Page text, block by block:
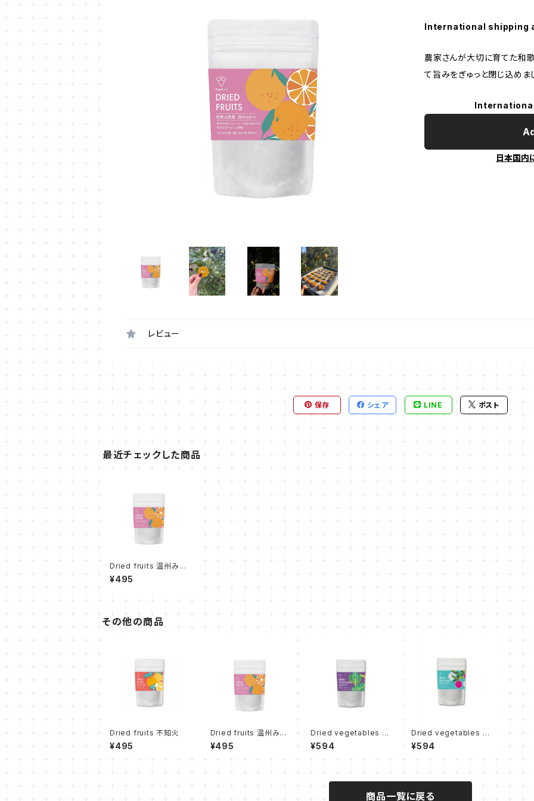
International shipping
農家さんが大切に育てた和
て旨みをぎゅっと閉じ込めま
日本国内
レビュー
保存 シェア LINE ポスト
最近チェックした商品
Dried fruits 温州みか
ん
¥495
その他の商品
Dried fruits 不知火
¥495
Dried fruits 温州みか
ん
¥495
Dried vegetables ケ
ール
¥594
Dried vegetables 紅
芯大根
¥594
商品一覧に戻る